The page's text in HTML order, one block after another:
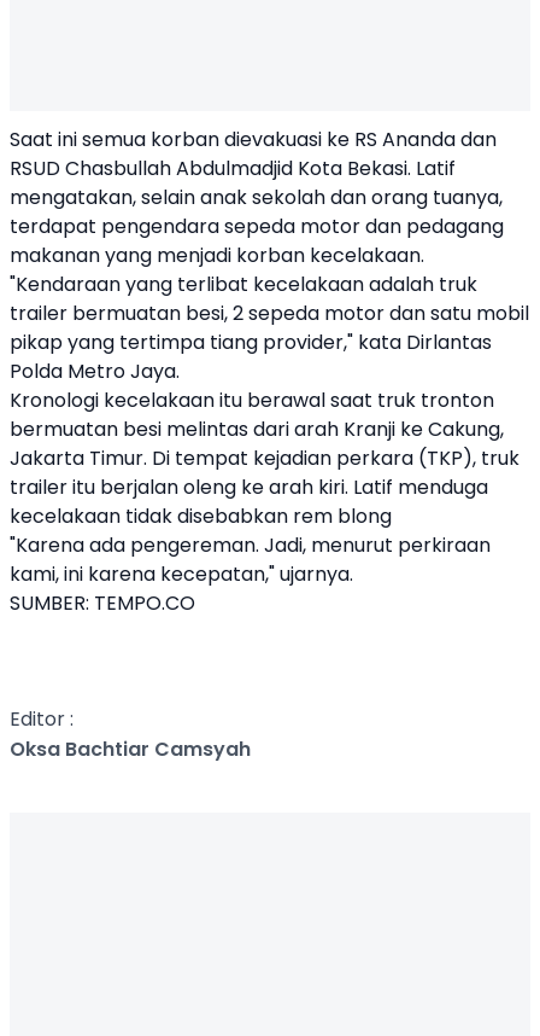
Saat ini semua korban dievakuasi ke RS Ananda dan
RSUD Chasbullah Abdulmadjid Kota Bekasi. Latif
mengatakan, selain anak sekolah dan orang tuanya,
terdapat pengendara sepeda motor dan pedagang
makanan yang menjadi korban kecelakaan.
"Kendaraan yang terlibat kecelakaan adalah truk
trailer bermuatan besi, 2 sepeda motor dan satu mobil
pikap yang tertimpa tiang provider," kata Dirlantas
Polda Metro Jaya.
Kronologi kecelakaan itu berawal saat truk tronton
bermuatan besi melintas dari arah Kranji ke Cakung,
Jakarta Timur. Di tempat kejadian perkara (TKP), truk
trailer itu berjalan oleng ke arah kiri. Latif menduga
kecelakaan tidak disebabkan rem blong
"Karena ada pengereman. Jadi, menurut perkiraan
kami, ini karena kecepatan," ujarnya.
SUMBER: TEMPO.CO
Editor :
Oksa Bachtiar Camsyah